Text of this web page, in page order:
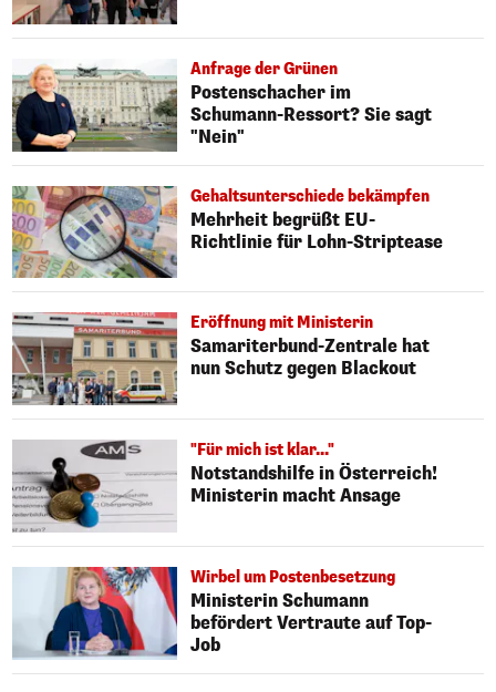
Anfrage der Grünen
Postenschacher im
Schumann-Ressort? Sie sagt
"Nein"
Gehaltsunterschiede bekämpfen
Mehrheit begrüßt EU-
Richtlinie für Lohn-Striptease
Eröffnung mit Ministerin
Samariterbund-Zentrale hat
nun Schutz gegen Blackout
"Für mich ist klar..."
Notstandshilfe in Österreich!
Ministerin macht Ansage
Wirbel um Postenbesetzung
Ministerin Schumann
befördert Vertraute auf Top-
Job